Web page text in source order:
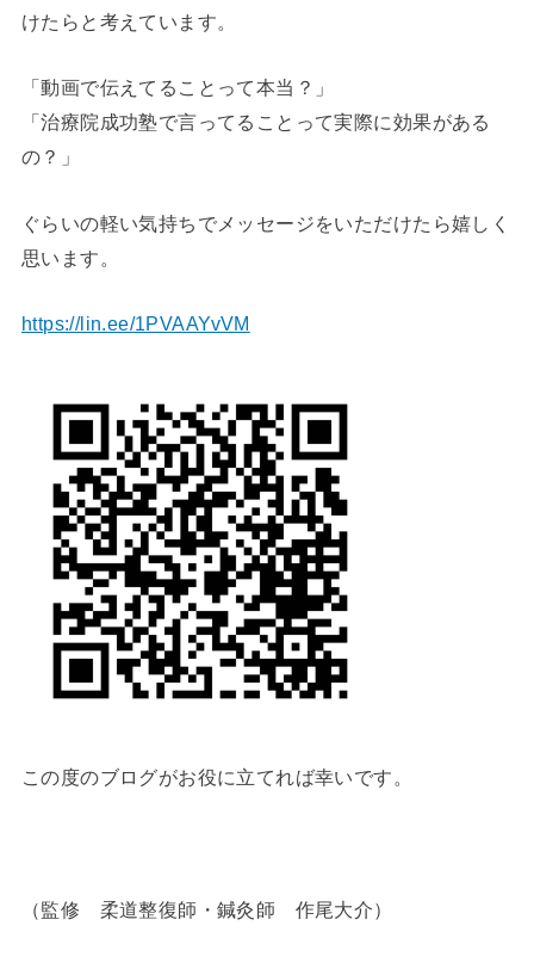
けたらと考えています。
「動画で伝えてることって本当？」
「治療院成功塾で言ってることって実際に効果がある
の？」
ぐらいの軽い気持ちでメッセージをいただけたら嬉しく
思います。
https://lin.ee/1PVAAYvVM
この度のブログがお役に立てれば幸いです。
（監修 柔道整復師・鍼灸師 作尾大介）